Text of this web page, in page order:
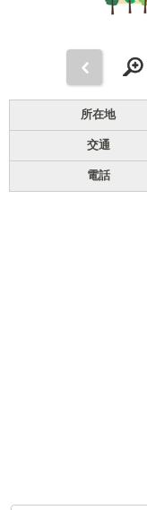
所在地
交通
電話